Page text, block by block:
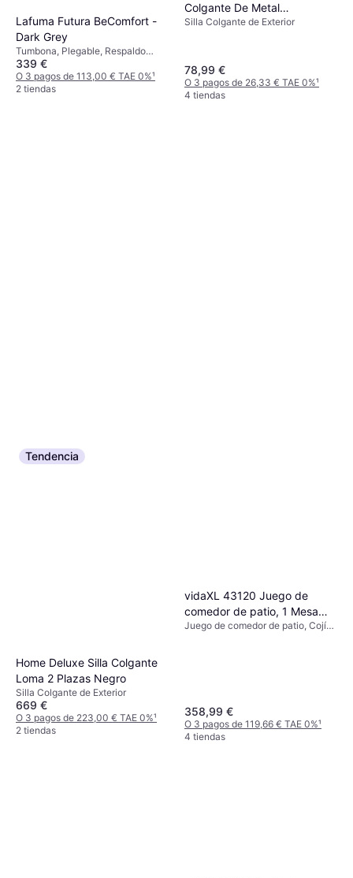
Lafuma Futura BeComfort -
Dark Grey
Tumbona, Plegable, Respaldo
Ajustable, Cojín de asiento
339 €
O 3 pagos de 113,00 € TAE 0%¹
2 tiendas
Colgante De Metal
109x109x210 Cm
Silla Colgante de Exterior
78,99 €
O 3 pagos de 26,33 € TAE 0%¹
4 tiendas
Tendencia
Home Deluxe Silla Colgante
Loma 2 Plazas Negro
Silla Colgante de Exterior
669 €
O 3 pagos de 223,00 € TAE 0%¹
2 tiendas
vidaXL 43120 Juego de
comedor de patio, 1 Mesa
incl. 6 Sillas
Juego de comedor de patio, Cojín
358,99 €
O 3 pagos de 119,66 € TAE 0%¹
4 tiendas